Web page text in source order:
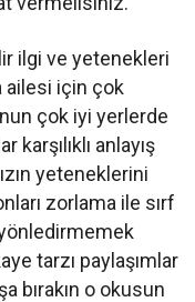
ilgi ve yetenekleri
ailesi için çok
çok iyi yerlerde
karşılıklı anlayış
yeteneklerini
zorlama ile sırf
tarzı paylaşımlar
bırakın o okusun